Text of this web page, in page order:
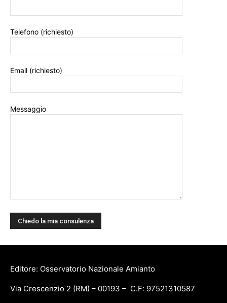
Telefono (richiesto)
Email (richiesto)
Messaggio
Editore: Osservatorio Nazionale Amianto
Via Crescenzio 2 (RM) – 00193 – C.F: 97521310587